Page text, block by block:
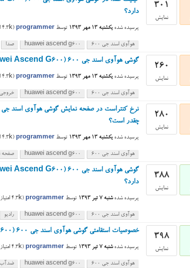
301
نمایش
دارد؟
پرسیده شده یکشنبه ۱۳ مهر ۱۳۹۳ توسط programmer
(
4.3k
هوآوی اسند جی ۶۰۰ huawei ascend g600 صدا
260
نمایش
گوشی هوآوی اسند جی ۶۰۰ (Huawei Ascend G600) خروجی ویدئو دارد؟
پرسیده شده یکشنبه ۱۳ مهر ۱۳۹۳ توسط programmer
(
4.3k
هوآوی اسند جی ۶۰۰ huawei ascend g600 خروجی
280
نمایش
چقدر است؟
پرسیده شده یکشنبه ۱۳ مهر ۱۳۹۳ توسط programmer
(
4.3k
هوآوی اسند جی ۶۰۰ huawei ascend g600 صفحه
388
نمایش
دارد؟
پرسیده شده شنبه ۷ تیر ۱۳۹۳ توسط programmer
(
4.3k
هوآوی اسند جی ۶۰۰ huawei ascend g600 رادیو
398
نمایش
خصوصیات استقامتی گوشی هوآوی اسند جی ۶۰۰ (Huawei Ascend G600) چیست؟
پرسیده شده شنبه ۷ تیر ۱۳۹۳ توسط programmer
(
4.3k
هوآوی اسند جی ۶۰۰ huawei ascend g600 ضدآب